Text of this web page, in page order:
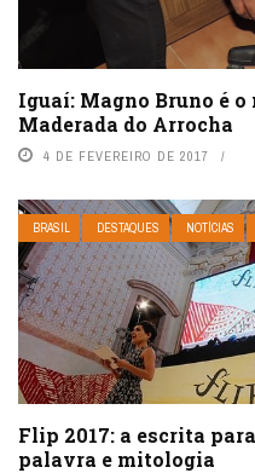
Iguaí: Magno Bruno é
Maderada do Arrocha
4 DE FEVEREIRO DE 2017
BRASIL DESTAQUES NOTÍCIAS
Flip 2017: a escrita
palavra e mitologia